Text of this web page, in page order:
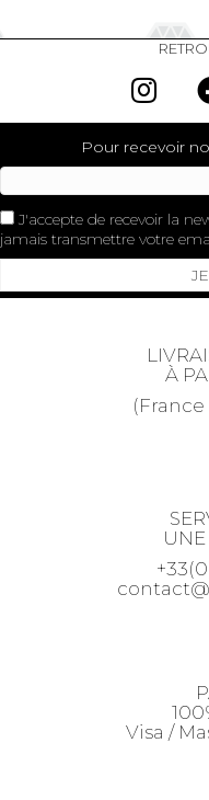
Pour recevoir
J'accepte de recevoir la
jamais transmettre votre
À
Visa /